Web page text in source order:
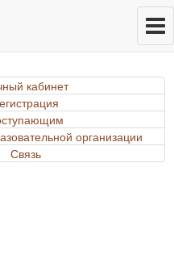
кабинет
организации
Связь